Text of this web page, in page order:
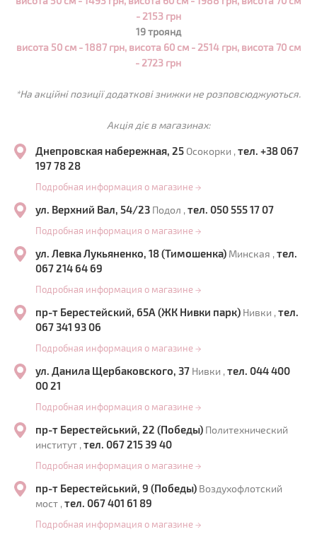
- 2153 грн
19 троянд
висота 50 см - 1887 грн, висота 60 см - 2514 грн, висота 70 см
- 2723 грн
*На акційні позиції додаткові знижки не розповсюджуються.
Акція діє в магазинах:
Днепровская набережная, 25 Осокорки , тел. +38 067
197 78 28
Подробная информация о магазине →
ул. Верхний Вал, 54/23 Подол , тел. 050 555 17 07
Подробная информация о магазине →
ул. Левка Лукьяненко, 18 (Тимошенка) Минская , тел.
067 214 64 69
Подробная информация о магазине →
пр-т Берестейский, 65А (ЖК Нивки парк) Нивки , тел.
067 341 93 06
Подробная информация о магазине →
ул. Данила Щербаковского, 37 Нивки , тел. 044 400
00 21
Подробная информация о магазине →
пр-т Берестейський, 22 (Победы) Политехнический
институт , тел. 067 215 39 40
Подробная информация о магазине →
пр-т Берестейський, 9 (Победы) Воздухофлотский
мост , тел. 067 401 61 89
Подробная информация о магазине →